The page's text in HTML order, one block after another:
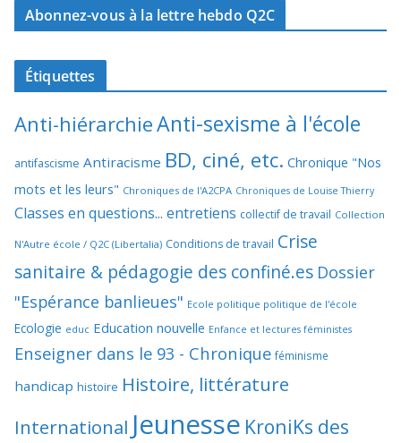
Abonnez-vous à la lettre hebdo Q2C
Étiquettes
Anti-hiérarchieAnti-sexisme à l'école
antifascisme Antiracisme BD, ciné, etc. Chronique "Nos
mots et les leurs" Chroniques de l'A2CPA Chroniques de Louise Thierry
Classes en questions... entretiens collectif de travail Collection
N'Autre école / Q2C (Libertalia) Conditions de travail Crise
sanitaire & pédagogie des confiné.es Dossier
"Espérance banlieues" Ecole politique politique de l'école
Ecologie educ Education nouvelle Enfance et lectures féministes
Enseigner dans le 93 - Chronique féminisme
handicap histoire Histoire, littérature
International Jeunesse KroniKs des